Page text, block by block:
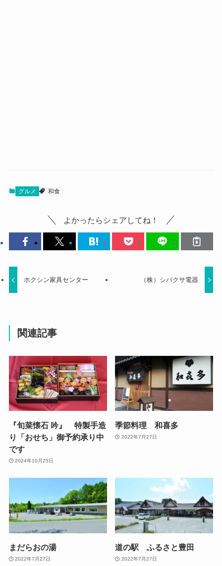
グルメ 和食
よかったらシェアしてね！
ホクシン家具センター （株）シバクサ電器
関連記事
『旬菜懐石 吟』 特製手造
り「おせち」御予約承り中
です
2024年10月25日
季節料理 和喜多
2022年7月27日
まだらおの湯
2022年7月27日
道の駅 ふるさと豊田
2022年7月27日